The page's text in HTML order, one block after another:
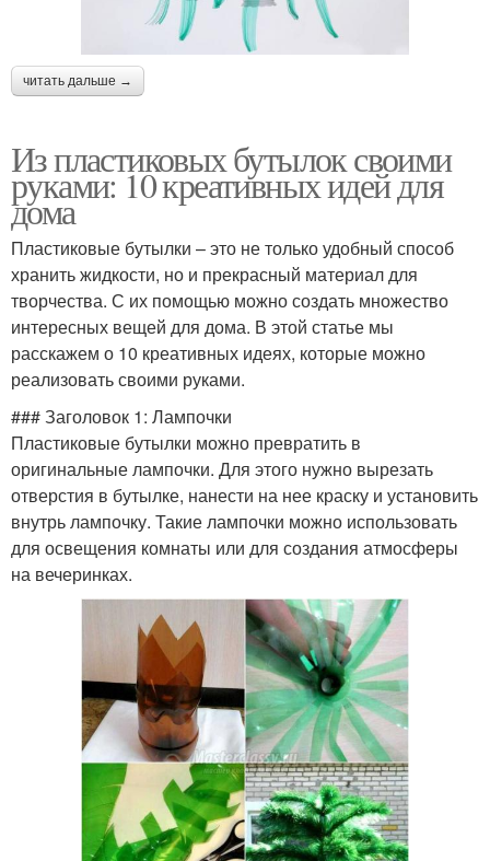
читать дальше →
Из пластиковых бутылок своими
руками: 10 креативных идей для
дома
Пластиковые бутылки – это не только удобный способ
хранить жидкости, но и прекрасный материал для
творчества. С их помощью можно создать множество
интересных вещей для дома. В этой статье мы
расскажем о 10 креативных идеях, которые можно
реализовать своими руками.
### Заголовок 1: Лампочки
Пластиковые бутылки можно превратить в
оригинальные лампочки. Для этого нужно вырезать
отверстия в бутылке, нанести на нее краску и установить
внутрь лампочку. Такие лампочки можно использовать
для освещения комнаты или для создания атмосферы
на вечеринках.